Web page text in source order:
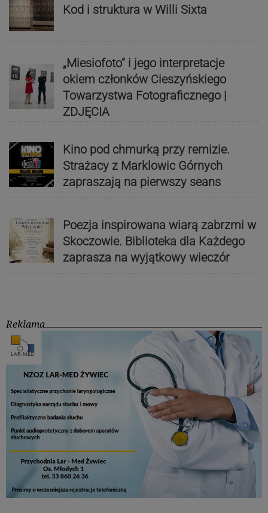
Kod i struktura w Willi Sixta
„Miesiofoto” i jego interpretacje
okiem członków Cieszyńskiego
Towarzystwa Fotograficznego |
ZDJĘCIA
Kino pod chmurką przy remizie.
Strażacy z Marklowic Górnych
zapraszają na pierwszy seans
Poezja inspirowana wiarą zabrzmi w
Skoczowie. Biblioteka dla Każdego
zaprasza na wyjątkowy wieczór
Reklama